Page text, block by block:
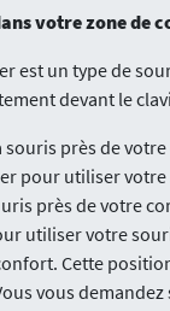
votre zone de
est un type de
devant le
souris près de
pour utiliser
près de votre
utiliser votre
Cette
vous